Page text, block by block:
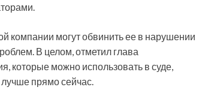
компании могут обвинить ее в нарушении
В целом, отметил глава
которые можно использовать в суде,
прямо сейчас.